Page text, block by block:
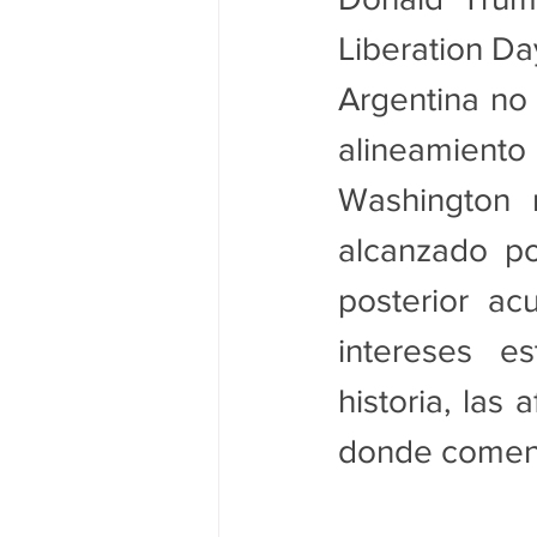
Liberation
Argentina
alcanzado
posterior
intereses
historia, las
donde